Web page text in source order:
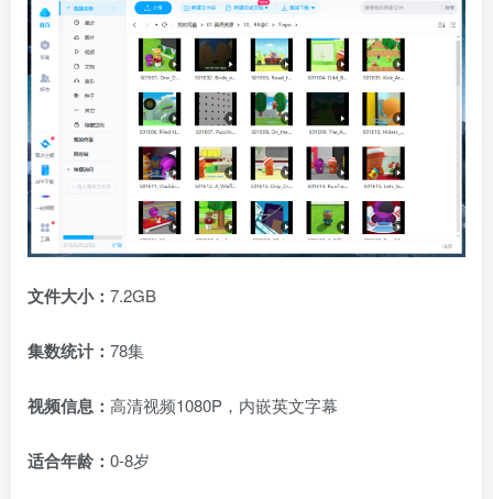
文件大小： 7.2GB
集数统计： 78集
视频信息： 高清视频1080P，内嵌英文字幕
适合年龄： 0-8岁